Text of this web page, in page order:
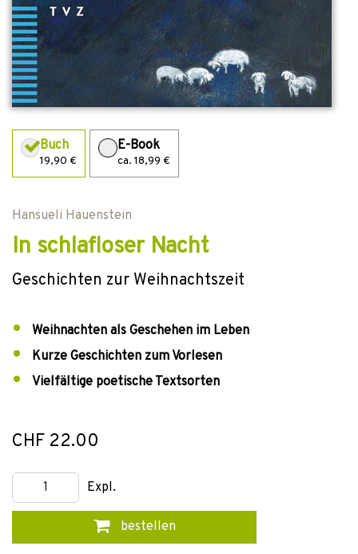
Buch
19,90 €
E-Book
ca. 18,99 €
Hansueli Hauenstein
In schlafloser Nacht
Geschichten zur Weihnachtszeit
Weihnachten als Geschehen im Leben
Kurze Geschichten zum Vorlesen
Vielfältige poetische Textsorten
CHF 22.00
Expl.
bestellen